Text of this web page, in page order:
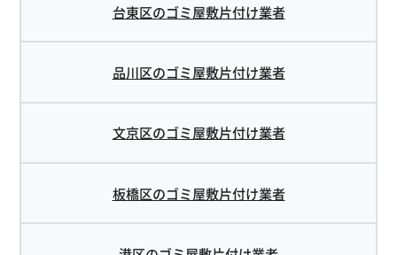
台東区のゴミ屋敷片付け業者
品川区のゴミ屋敷片付け業者
文京区のゴミ屋敷片付け業者
板橋区のゴミ屋敷片付け業者